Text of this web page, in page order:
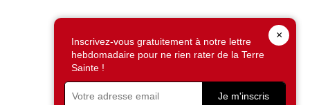
×
Inscrivez-vous gratuitement à notre lettre
hebdomadaire pour ne rien rater de la Terre
Sainte !
Je m'inscris